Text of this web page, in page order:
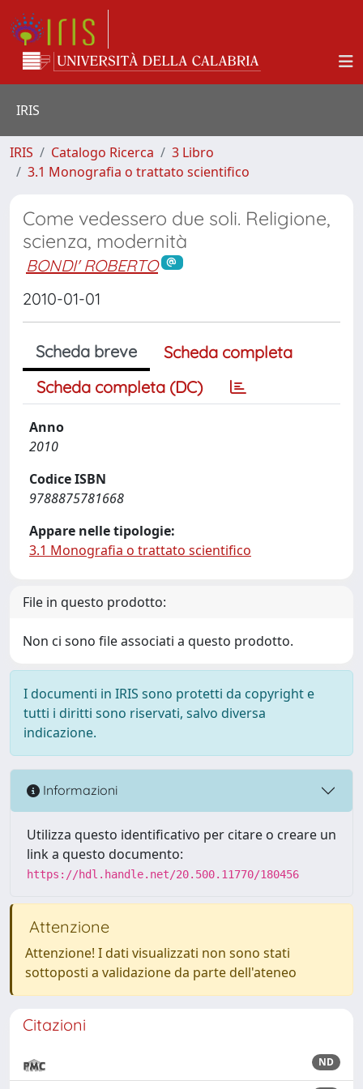
IRIS
IRIS Catalogo Ricerca
3 Libro
3.1 Monografia o trattato scientifico
Come vedessero due soli. Religione,
scienza, modernità
BONDI' ROBERTO
2010-01-01
Scheda breve
Scheda completa
Scheda completa (DC)
Anno
2010
Codice ISBN
9788875781668
Appare nelle tipologie:
3.1 Monografia o trattato scientifico
File in questo prodotto:
Non ci sono file associati a questo prodotto.
I documenti in IRIS sono protetti da copyright e
tutti i diritti sono riservati, salvo diversa
indicazione.
Informazioni
Utilizza questo identificativo per citare o creare un
link a questo documento:
https://hdl.handle.net/20.500.11770/180456
Attenzione
Attenzione! I dati visualizzati non sono stati
sottoposti a validazione da parte dell'ateneo
Citazioni
ND